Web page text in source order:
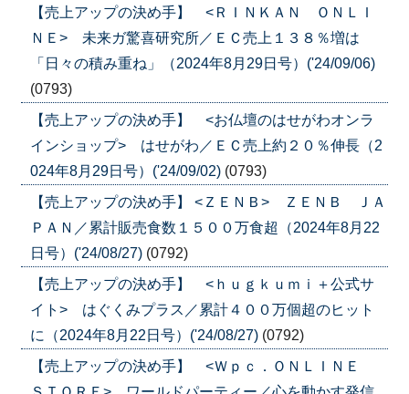
【売上アップの決め手】 <ＲＩＮＫＡＮ ＯＮＬＩ
ＮＥ> 未来ガ驚喜研究所／ＥＣ売上１３８％増は
「日々の積み重ね」（2024年8月29日号）('24/09/06)
(0793)
【売上アップの決め手】 <お仏壇のはせがわオンラ
インショップ> はせがわ／ＥＣ売上約２０％伸長（2
024年8月29日号）('24/09/02) (0793)
【売上アップの決め手】 <ＺＥＮＢ> ＺＥＮＢ ＪＡ
ＰＡＮ／累計販売食数１５００万食超（2024年8月22
日号）('24/08/27) (0792)
【売上アップの決め手】 <ｈｕｇｋｕｍｉ＋公式サ
イト> はぐくみプラス／累計４００万個超のヒット
に（2024年8月22日号）('24/08/27) (0792)
【売上アップの決め手】 <Ｗｐｃ．ＯＮＬＩＮＥ